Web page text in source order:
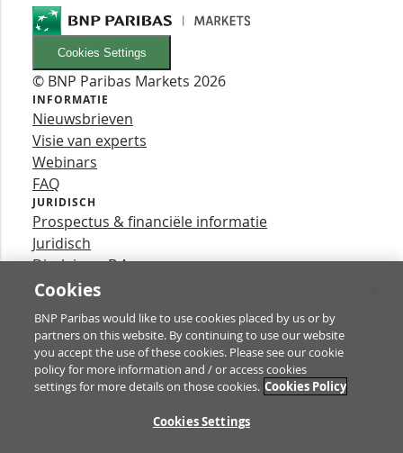
Cookies Settings
© BNP Paribas Markets 2026
INFORMATIE
Nieuwsbrieven
Visie van experts
Webinars
FAQ
JURIDISCH
Prospectus & financiële informatie
Juridisch
Disclaimer B.A.
Privacy
YouTube
X
Contact
Turbo’s zijn complexe instrumenten en brengen vanwege
Cookies
BNP Paribas would like to use cookies placed by us or by
partners on this website. By continuing to use our website
you accept the use of these cookies. Please see our cookie
policy for more information and / or access cookies
settings for more details on those cookies. Cookies Policy
Cookies Settings